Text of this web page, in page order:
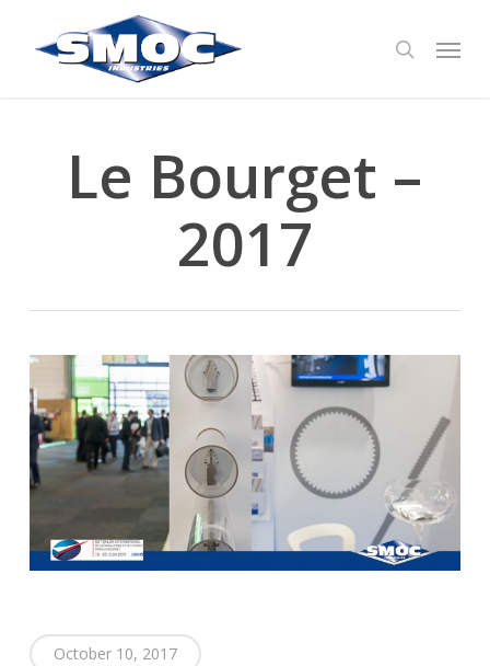
search
Menu
Le Bourget –
2017
October 10, 2017